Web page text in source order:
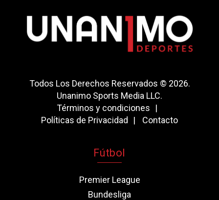
Todos Los Derechos Reservados © 2026.
Unanimo Sports Media LLC.
Términos y condiciones
Políticas de Privacidad
Contacto
Fútbol
Premier League
Bundesliga